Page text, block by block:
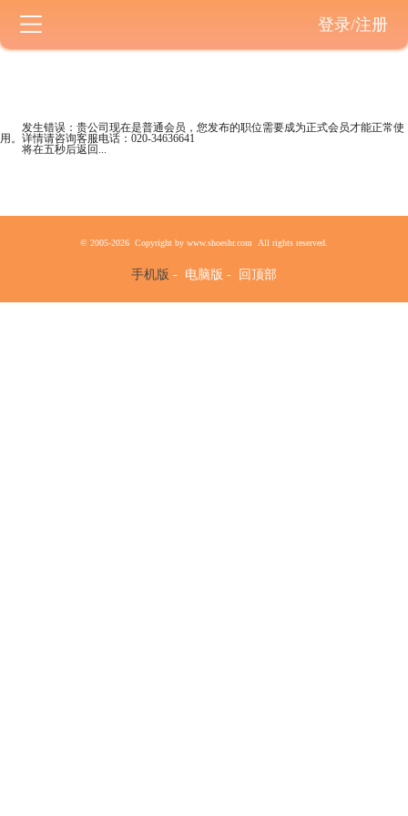
登录/注册
发生错误：贵公司现在是普通会员 ，您发布的职位需要成为正式会员才能正常使
用。详情请咨询客服电话： 020-34636641
将在五秒后返回...
© 2005-2026 Copyright by www.shoeshr.com All rights reserved.
手机版 - 电脑版 - 回顶部